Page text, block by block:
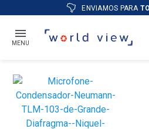
ENVIAMOS PARA
MENU